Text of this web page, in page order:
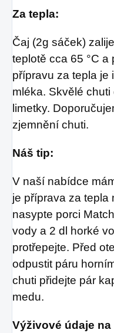
Za tepla:
Čaj (2g sáček)
teplotě cca 65 °C a
přípravu za tepla je
mléka. Skvělé
limetky.
zjemnění chuti.
Náš tip:
V naší nabídce
je příprava za tepla
nasypte porci
vody a 2 dl horké
protřepejte. Před
odpustit páru
chuti přidejte pár
medu.
Výživové údaje na